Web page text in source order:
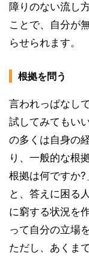
障りのない流し
ことで、自分が
らせられます。
根拠を問う
言われっぱなし
試してみてもい
の多くは自身の
り、一般的な根
根拠は何ですか
と、答えに困る
に窮する状況を
って自分の立場
ただし、あくま